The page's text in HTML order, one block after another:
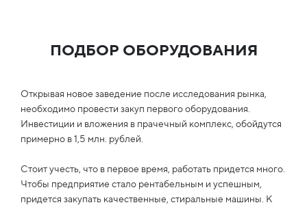
ПОДБОР ОБОРУДОВАНИЯ
Открывая новое заведение после исследования рынка,
необходимо провести закуп первого оборудования.
Инвестиции и вложения в прачечный комплекс, обойдутся
примерно в 1,5 млн. рублей.
Стоит учесть, что в первое время, работать придется много.
Чтобы предприятие стало рентабельным и успешным,
придется закупать качественные, стиральные машины. К